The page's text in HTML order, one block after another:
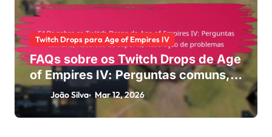
Twitch Drops para Age of Empires IV
FAQs sobre os Twitch Drops de Age
of Empires IV: Perguntas comuns,
Recursos de suporte, Resolução de
problemas
João Silva Mar 12, 2026